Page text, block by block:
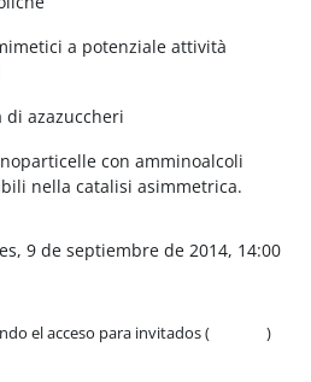
a potenziale attività
di azazuccheri
con amminoalcoli
nella catalisi asimmetrica.
9 de septiembre de 2014, 14:00
el acceso para invitados (
)